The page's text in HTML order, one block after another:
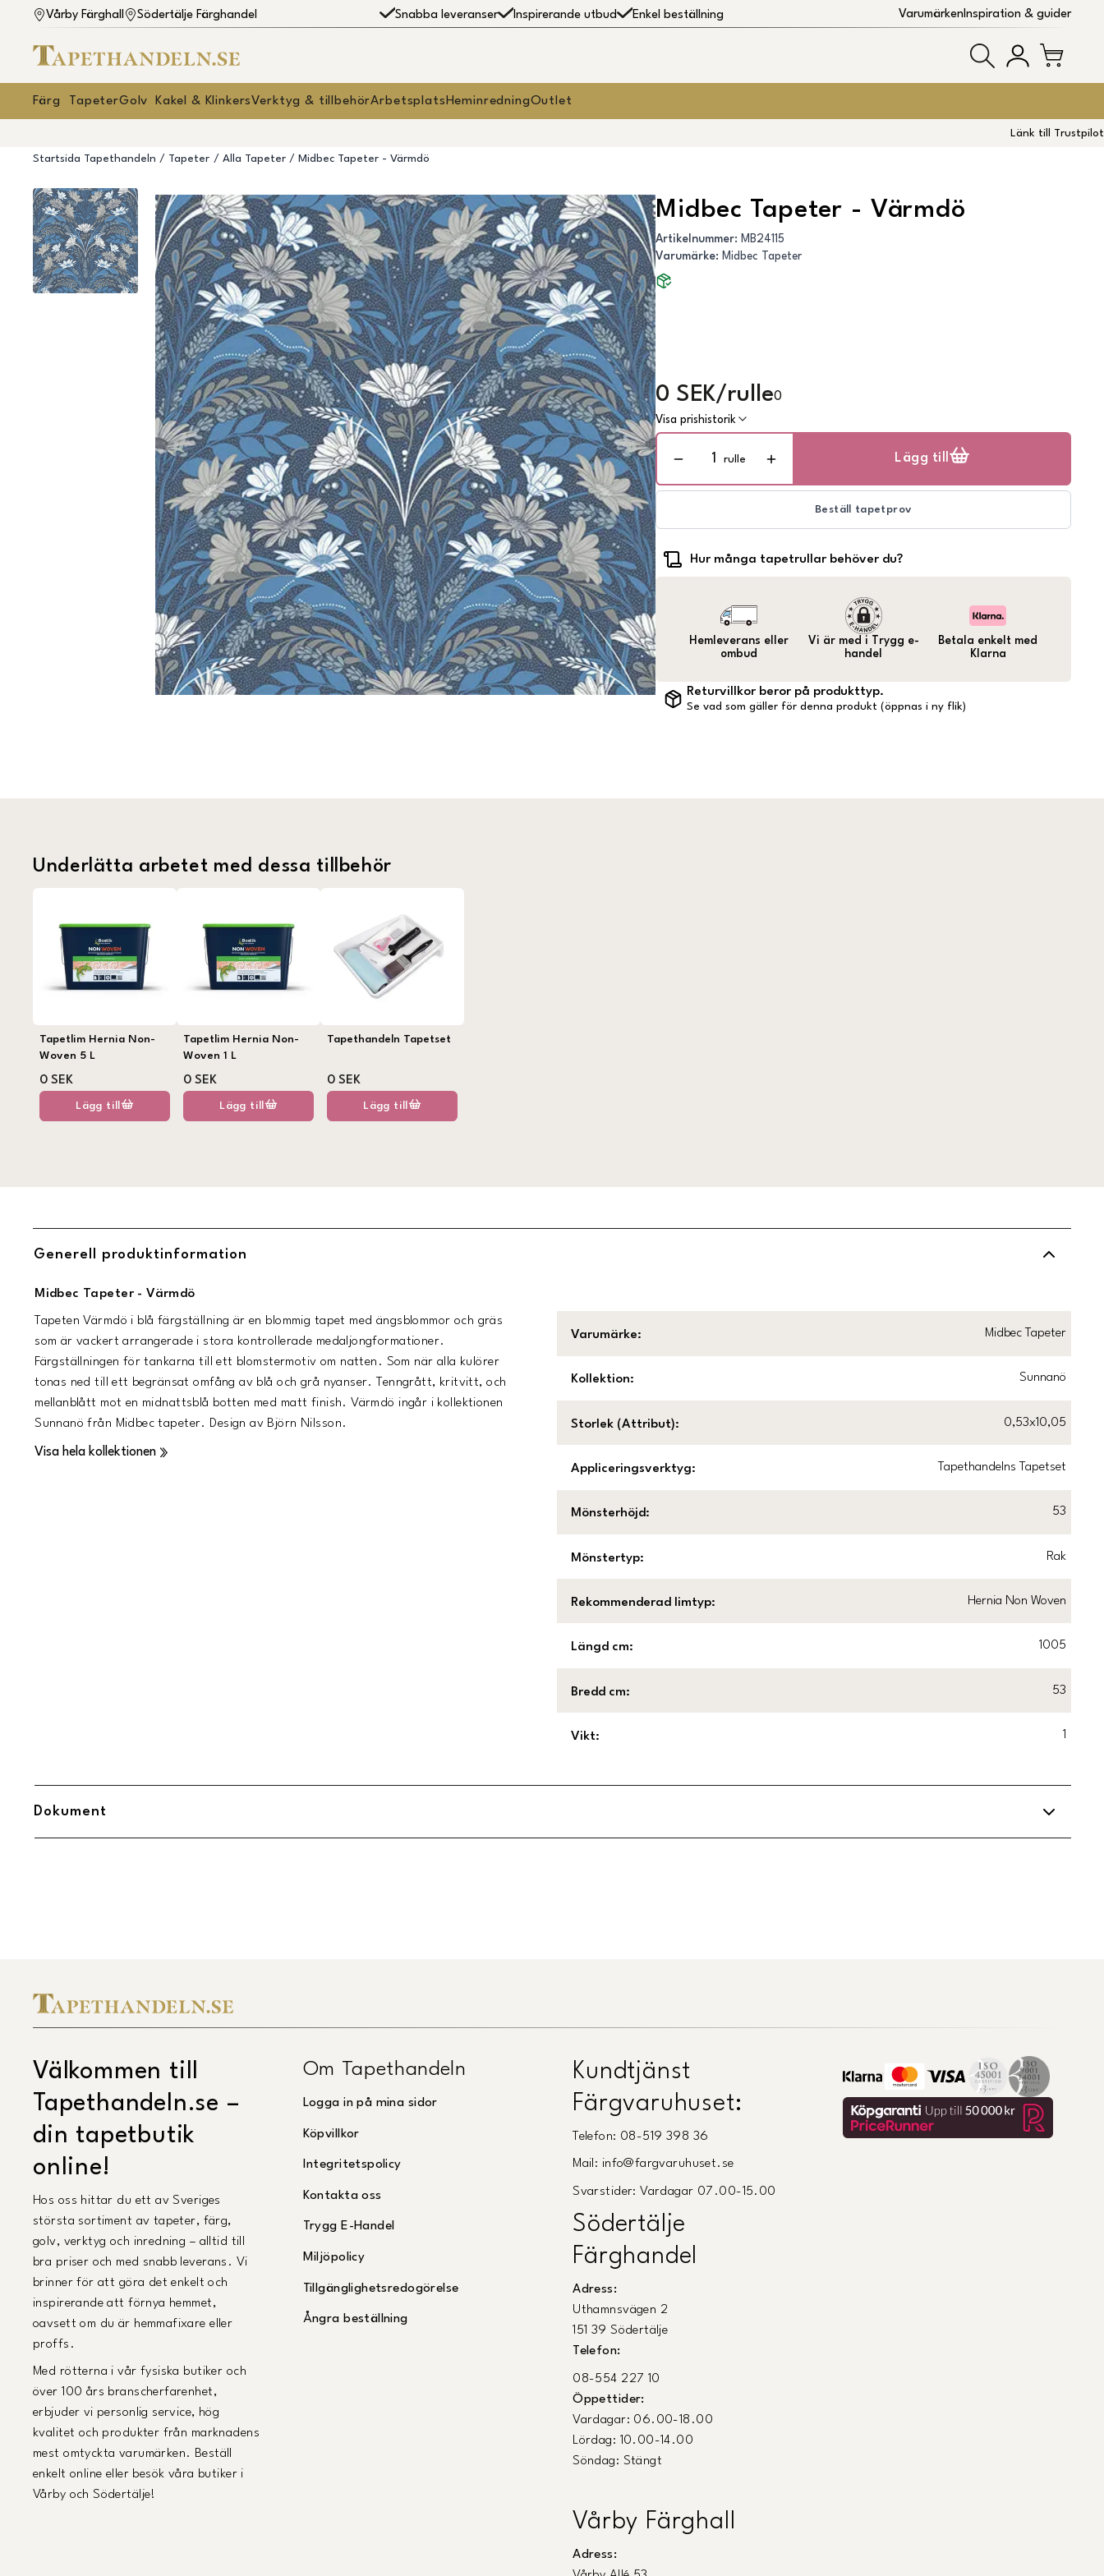
Vårby Färghall Södertälje Färghandel Snabba leveranser Inspirerande utbud Enkel beställning VarumärkenInspiration & guider
Färg TapeterGolv Kakel & KlinkersVerktyg & tillbehörArbetsplats HeminredningOutlet
Länk till Trustpilot
Startsida Tapethandeln Tapeter Alla Tapeter Midbec Tapeter - Värmdö
Midbec Tapeter - Värmdö
Artikelnummer: MB24115
Varumärke: Midbec Tapeter
0 SEK/rulle0
Visa prishistorik
rulle Lägg till
Beställ tapetprov
Hur många tapetrullar behöver du?
Hemleverans eller
ombud
Vi är med i Trygg e-
handel
Betala enkelt med
Klarna
Returvillkor beror på produkttyp.
Se vad som gäller för denna produkt (öppnas i ny flik)
Underlätta arbetet med dessa tillbehör
Tapetlim Hernia Non-
Woven 5 L
0 SEK
Lägg till
Tapetlim Hernia Non-
Woven 1 L
0 SEK
Lägg till
Tapethandeln Tapetset
0 SEK
Lägg till
Generell produktinformation
Midbec Tapeter - Värmdö
Tapeten Värmdö i blå färgställning är en blommig tapet med ängsblommor och gräs
som är vackert arrangerade i stora kontrollerade medaljongformationer.
Färgställningen för tankarna till ett blomstermotiv om natten. Som när alla kulörer
tonas ned till ett begränsat omfång av blå och grå nyanser. Tenngrått, kritvitt, och
mellanblått mot en midnattsblå botten med matt finish. Värmdö ingår i kollektionen
Sunnanö från Midbec tapeter. Design av Björn Nilsson.
Visa hela kollektionen
Varumärke: Midbec Tapeter
Kollektion: Sunnanö
Storlek (Attribut): 0,53x10,05
Appliceringsverktyg: Tapethandelns Tapetset
Mönsterhöjd: 53
Mönstertyp: Rak
Rekommenderad limtyp: Hernia Non Woven
Längd cm: 1005
Bredd cm: 53
Vikt: 1
Dokument
Välkommen till
Tapethandeln.se –
din tapetbutik
online!
Hos oss hittar du ett av Sveriges
största sortiment av tapeter, färg,
golv, verktyg och inredning – alltid till
bra priser och med snabb leverans. Vi
brinner för att göra det enkelt och
inspirerande att förnya hemmet,
oavsett om du är hemmafixare eller
proffs.
Med rötterna i vår fysiska butiker och
över 100 års branscherfarenhet,
erbjuder vi personlig service, hög
kvalitet och produkter från marknadens
mest omtyckta varumärken. Beställ
enkelt online eller besök våra butiker i
Vårby och Södertälje!
Om Tapethandeln
Logga in på mina sidor
Köpvillkor
Integritetspolicy
Kontakta oss
Trygg E-Handel
Miljöpolicy
Tillgänglighetsredogörelse
Ångra beställning
Kundtjänst
Färgvaruhuset:
Telefon: 08-519 398 36
Mail: info@fargvaruhuset.se
Svarstider: Vardagar 07.00-15.00
Södertälje
Färghandel
Adress:
Uthamnsvägen 2
151 39 Södertälje
Telefon:
08-554 227 10
Öppettider:
Vardagar: 06.00-18.00
Lördag: 10.00-14.00
Söndag: Stängt
Vårby Färghall
Adress: